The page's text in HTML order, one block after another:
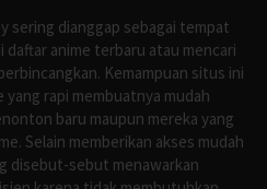
sering dianggap sebagai tempat
anime terbaru atau mencari
Kemampuan situs ini
rapi membuatnya mudah
baru maupun mereka yang
Selain memberikan akses mudah
disebut-sebut menawarkan